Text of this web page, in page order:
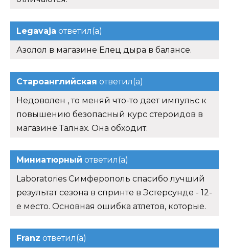
Legavaja ответил(а)
Азолол в магазине Елец дыра в балансе.
Староанглийская ответил(а)
Недоволен , то меняй что-то дает импульс к
повышению безопасный курс стероидов в
магазине Талнах. Она обходит.
Миниатюрный ответил(а)
Laboratories Симферополь спасибо лучший
результат сезона в спринте в Эстерсунде - 12-
е место. Основная ошибка атлетов, которые.
Franz ответил(а)